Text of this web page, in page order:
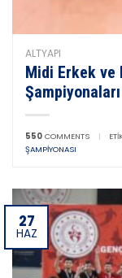
ALTYAPI
Midi Erkek ve
550 COMMENTS |
ŞAMPIYONASI
27
HAZ